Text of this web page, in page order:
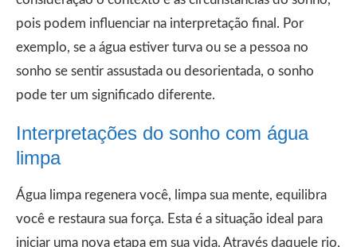
pois podem influenciar na interpretação final. Por
exemplo, se a água estiver turva ou se a pessoa no
sonho se sentir assustada ou desorientada, o sonho
pode ter um significado diferente.
Interpretações do sonho com água
limpa
Água limpa regenera você, limpa sua mente, equilibra
você e restaura sua força. Esta é a situação ideal para
iniciar uma nova etapa em sua vida. Através daquele rio,